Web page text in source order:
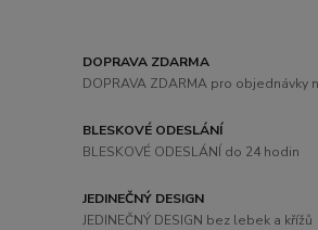
DOPRAVA ZDARMA
DOPRAVA ZDARMA pro objednávky
BLESKOVÉ ODESLÁNÍ
BLESKOVÉ ODESLÁNÍ do 24 hodin
JEDINEČNÝ DESIGN
JEDINEČNÝ DESIGN bez lebek a křížů